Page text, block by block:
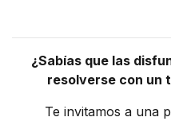
¿Sabías que las
resolverse con un
Te invitamos a una